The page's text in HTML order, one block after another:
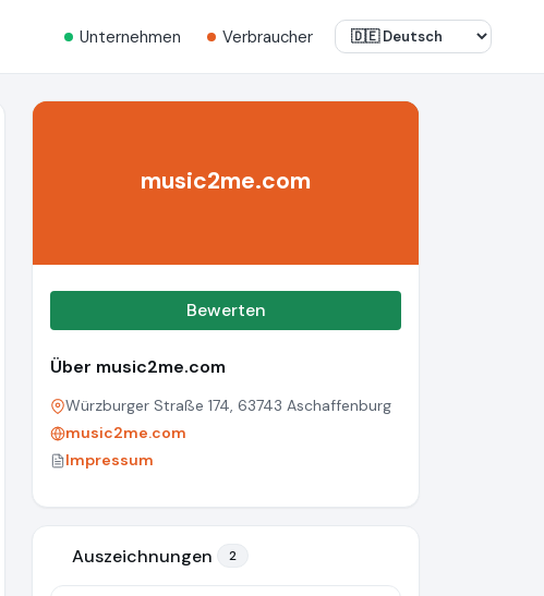
Unternehmen Verbraucher
music2me.com
Bewerten
Über music2me.com
Würzburger Straße 174, 63743 Aschaffenburg
music2me.com
Impressum
Auszeichnungen 2